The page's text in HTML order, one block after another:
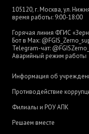
105120, г. Москва, ул.
время работы: 9:00-18:00
Горячая линия ФГИС
Бот в Max:
Telegram-чат:
Аварийный режим работы
Информация об
Противодействие
Филиалы и РОУ АПК
Решаем вместе